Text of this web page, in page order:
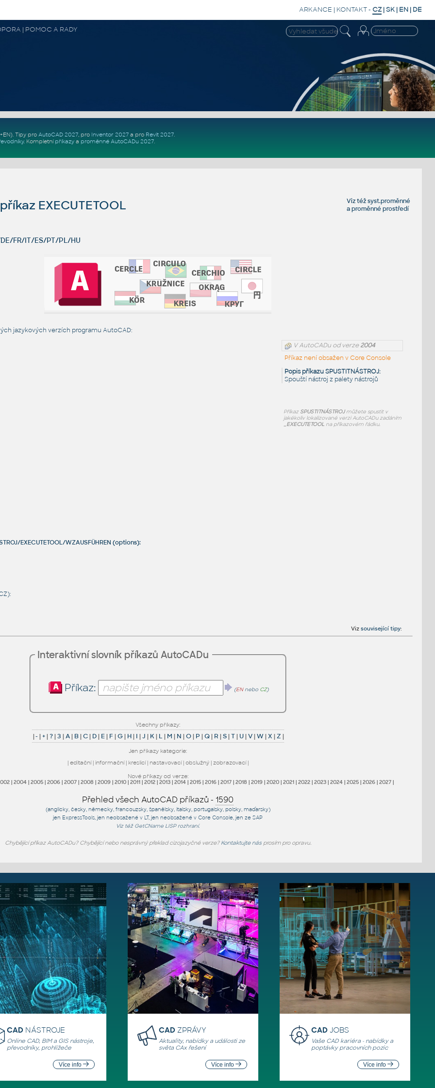
ARKANCE | KONTAKT- CZ |SK | EN | DE
| POMOC A RADY
. Tipy pro AutoCAD 2027, pro Inventor 2027a pro Revit 2027.
. Kompletní příkazya proměnné AutoCADu 2027.
Viz téžsyst.proměnné
aproměnné prostředí
EXECUTETOOL
FR/IT/ES/PT/PL/HU
jazykových verzích programu AutoCAD:
V AutoCADu od verze2004
Příkaz není obsažen v Core Console
Popis příkazu SPUSTITNÁSTROJ:
Spouští nástroj z palety nástrojů
Příkaz SPUSTITNÁSTROJmůžete spustit v
jakékoliv lokalizované verzi AutoCADu zadáním
_EXECUTETOOL na příkazovém řádku.
EXECUTETOOL/WZAUSFÜHREN (options):
Vizsouvisející tipy:
Interaktivní slovník příkazů AutoCADu
Příkaz: (ENnebo CZ)
Všechny příkazy:
|- |+|?|3 |A| B|C| D| E| F |G| H| I |J | K| L | M | N |O| P |Q| R |S|T| U|V|W|X |Z |
Jen příkazy kategorie:
| editační| informační| kreslicí| nastavovací| obslužný| zobrazovací|
Nové příkazy od verze:
| 2004| 2005| 2006| 2007| 2008 | 2009| 2010| 2011| 2012| 2013| 2014| 2015| 2016| 2017| 2018 | 2019| 2020| 2021| 2022| 2023| 2024| 2025| 2026| 2027|
Přehled všech AutoCAD příkazů - 1590
(anglicky, česky, německy, francouzsky, španělsky, italsky, portugalsky, polsky, maďarsky)
jen ExpressTools, jenneobsažené v LT, jenneobsažené v Core Console, jenze SAP
Viz též GetCName LISP rozhraní.
Chybějící příkaz AutoCADu? Chybějící nebo nesprávný překlad cizojazyčné verze? Kontaktujte násprosím pro opravu.
CAD NÁSTROJE
Online CAD, BIM a GIS nástroje,
převodníky, prohlížeče
Více info
CAD ZPRÁVY
Aktuality, nabídky a události ze
světa CAx řešení
Více info
CADJOBS
Vaše CAD kariéra - nabídky a
poptávky pracovních pozic
Více info